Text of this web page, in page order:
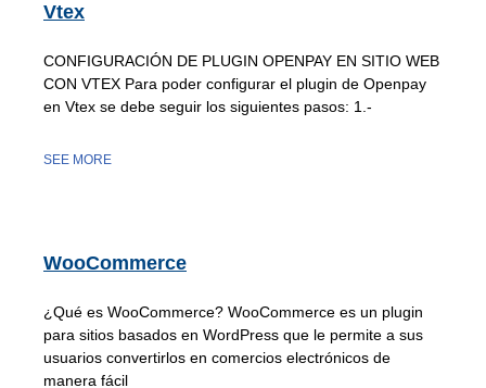
Vtex
CONFIGURACIÓN DE PLUGIN OPENPAY EN SITIO WEB
CON VTEX Para poder configurar el plugin de Openpay
en Vtex se debe seguir los siguientes pasos: 1.-
SEE MORE
WooCommerce
¿Qué es WooCommerce? WooCommerce es un plugin
para sitios basados en WordPress que le permite a sus
usuarios convertirlos en comercios electrónicos de
manera fácil